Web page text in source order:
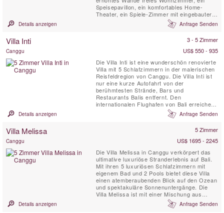
Speisepavillon, ein komfortables Home-
Theater, ein Spiele-Zimmer mit eingebauter
Bar und eine fantastische komplette Küche,
Blick auf das Meer und herrliche Bali
Details anzeigen Anfrage Senden
Villa Inti 3 - 5 Zimmer
Canggu
US$ 550 - 935
Die Villa Inti ist eine wunderschön renovierte
Villa mit 5 Schlafzimmern in der malerischen
Reisfeldregion von Canggu. Die Villa Inti ist
nur eine kurze Autofahrt von der
berühmtesten Strände, Bars und
Restaurants Balis entfernt. Den
internationalen Flughafen von Bali erreichen
Sie nach etwa 45 Minuten. Die Villa Inti bietet
einen spektakulären Blick auf üppige grüne
Bali erleben und gleichzeitig die absolute
Details anzeigen Anfrage Senden
Villa Melissa 5 Zimmer
Canggu
US$ 1695 - 2245
Die Villa Melissa in Canggu verkörpert das
ultimative luxuriöse Stranderlebnis auf Bali.
Mit ihren 5 luxuriösen Schlafzimmern mit
eigenem Bad und 2 Pools bietet diese Villa
einen atemberaubenden Blick auf den Ozean
und spektakuläre Sonnenuntergänge. Die
Villa Melissa ist mit einer Mischung aus
zeitgenössischen und antiken balinesischen
Möbeln eingerichtet und bietet auf zwei
Details anzeigen Anfrage Senden